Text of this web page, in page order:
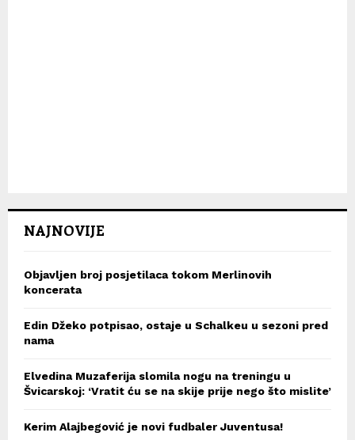
NAJNOVIJE
Objavljen broj posjetilaca tokom Merlinovih
koncerata
Edin Džeko potpisao, ostaje u Schalkeu u sezoni pred
nama
Elvedina Muzaferija slomila nogu na treningu u
Švicarskoj: ‘Vratit ću se na skije prije nego što mislite’
Kerim Alajbegović je novi fudbaler Juventusa!